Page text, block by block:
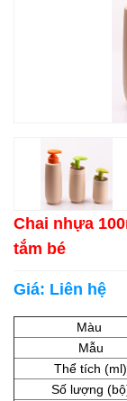
Chai nhựa
tắm bé
Giá: Liên hệ
Màu
Mẫu
Thể tích (ml)
Số lượng